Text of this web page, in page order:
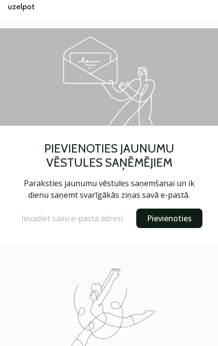
uzelpot
PIEVIENOTIES JAUNUMU
VĒSTULES SAŅĒMĒJIEM
Paraksties jaunumu vēstules saņemšanai un ik
dienu saņemt svarīgākās ziņas savā e-pastā.
Pievienoties